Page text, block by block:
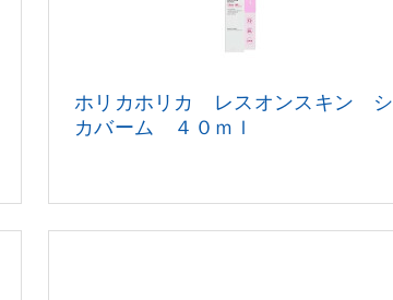
ホリカホリカ レスオンスキン シ
カバーム ４０ｍｌ